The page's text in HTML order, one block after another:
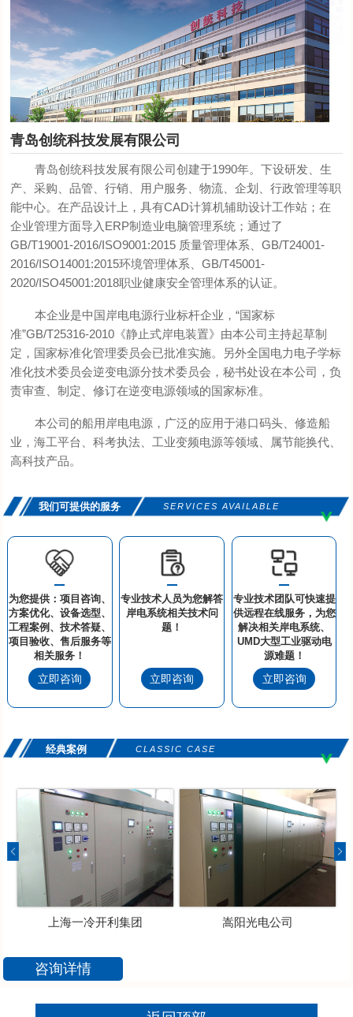
青岛创统科技发展有限公司
青岛创统科技发展有限公司创建于1990年。下设研发、生
产、采购、品管、行销、用户服务、物流、企划、行政管理等职
能中心。在产品设计上，具有CAD计算机辅助设计工作站；在
企业管理方面导入ERP制造业电脑管理系统；通过了
GB/T19001-2016/ISO9001:2015 质量管理体系、GB/T24001-
2016/ISO14001:2015环境管理体系、GB/T45001-
2020/ISO45001:2018职业健康安全管理体系的认证。
本企业是中国岸电电源行业标杆企业，“国家标
准”GB/T25316-2010《静止式岸电装置》由本公司主持起草制
定，国家标准化管理委员会已批准实施。另外全国电力电子学标
准化技术委员会逆变电源分技术委员会，秘书处设在本公司，负
责审查、制定、修订在逆变电源领域的国家标准。
本公司的船用岸电电源，广泛的应用于港口码头、修造船
业，海工平台、科考执法、工业变频电源等领域、属节能换代、
高科技产品。
我们可提供的服务 SERVICES AVAILABLE
为您提供：项目咨询、
方案优化、设备选型、
工程案例、技术答疑、
项目验收、售后服务等
相关服务！
立即咨询
专业技术人员为您解答
岸电系统相关技术问
题！
立即咨询
专业技术团队可快速提
供远程在线服务，为您
解决相关岸电系统、
UMD大型工业驱动电
源难题！
立即咨询
经典案例 CLASSIC CASE
上海一冷开利集团 嵩阳光电公司
咨询详情